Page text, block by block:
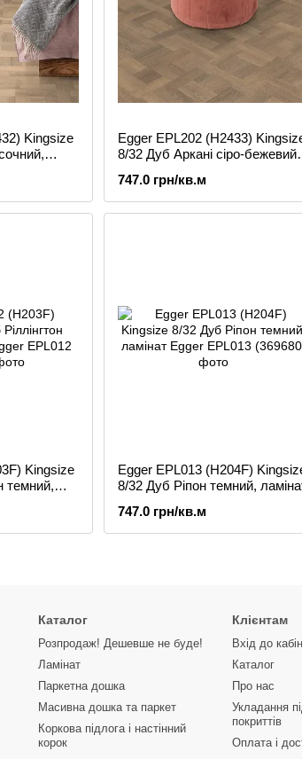
Kingsize
Egger EPL202 (H2433)
8/32 Дуб Аркані сіро-бежевий,
747.0 грн/кв.м
Kingsize
темний,
Egger EPL013 (H204F)
8/32 Дуб Ріпон темний,
747.0 грн/кв.м
Каталог
Розпродаж! Дешевше не буде!
Ламінат
Паркетна дошка
Масивна дошка та паркет
Коркова підлога і настінний
корок
Клієнтам
Вхід до
Каталог
Про нас
Укладання
покриттів
Оплата і